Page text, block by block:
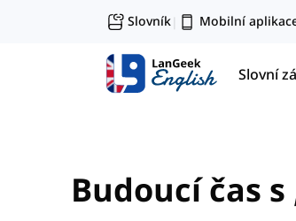
Slovník| Mobilní
Slovní
Budoucí čas s